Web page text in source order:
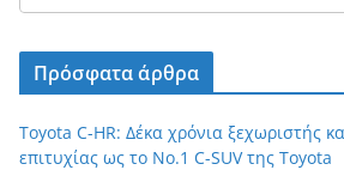
Πρόσφατα άρθρα
Toyota C-HR: Δέκα χρόνια ξεχωριστής
επιτυχίας ως το Νο.1 C-SUV της Toyota